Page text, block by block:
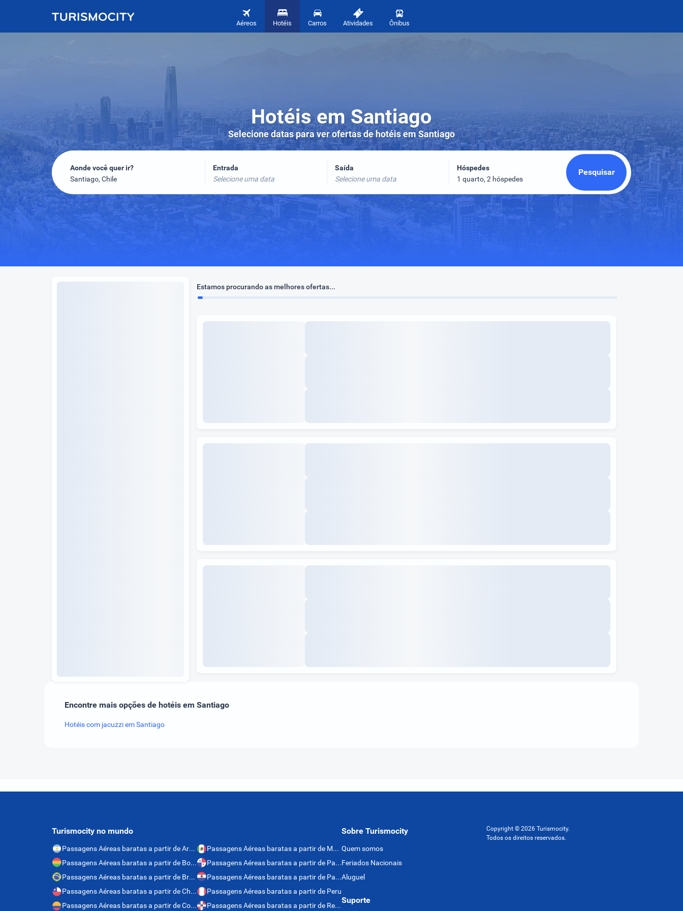
Aéreos Hotéis Carros Atividades Ônibus
Hotéis em Santiago
Selecione datas para ver ofertas de hotéis em Santiago
Aonde você quer ir?
Santiago, Chile
Entrada
Selecione uma data
Saída
Selecione uma data
Hóspedes Pesquisar
Estamos procurando as melhores ofertas...
Encontre mais opções de hotéis em Santiago
Hotéis com jacuzzi em Santiago
Turismocity no mundo
Passagens Aéreas baratas a partir de Argentina
Passagens Aéreas baratas a partir de Bolívia
Passagens Aéreas baratas a partir de Brasil
Passagens Aéreas baratas a partir de Chile
Passagens Aéreas baratas a partir de Colômbia
Passagens Aéreas baratas a partir de México
Passagens Aéreas baratas a partir de Panamá
Passagens Aéreas baratas a partir de Paraguai
Passagens Aéreas baratas a partir de Peru
Passagens Aéreas baratas a partir de Rep. Dominicana
Sobre Turismocity
Quem somos
Feriados Nacionais
Aluguel
Suporte
Copyright © 2026 Turismocity.
Todos os direitos reservados.